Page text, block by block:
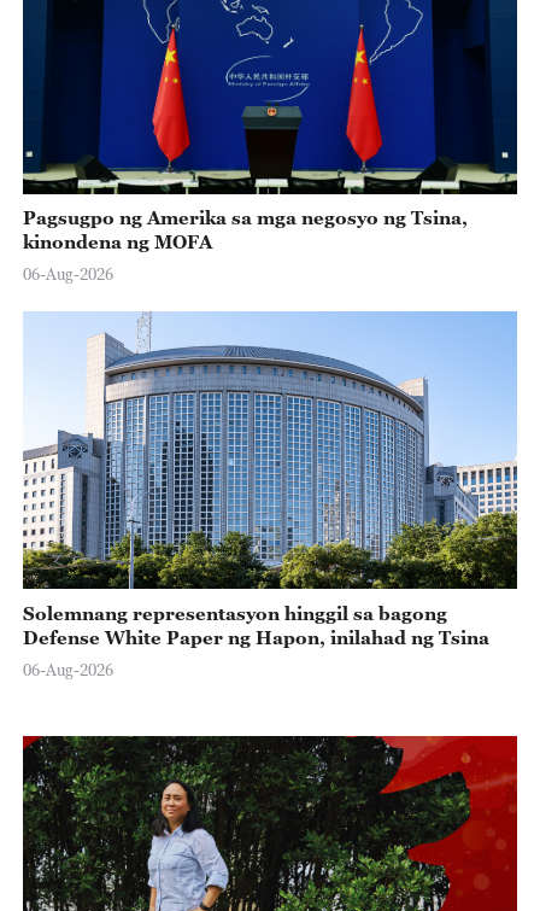
Pagsugpo ng Amerika sa mga negosyo ng Tsina,
kinondena ng MOFA
06-Aug-2026
Solemnang representasyon hinggil sa bagong
Defense White Paper ng Hapon, inilahad ng Tsina
06-Aug-2026